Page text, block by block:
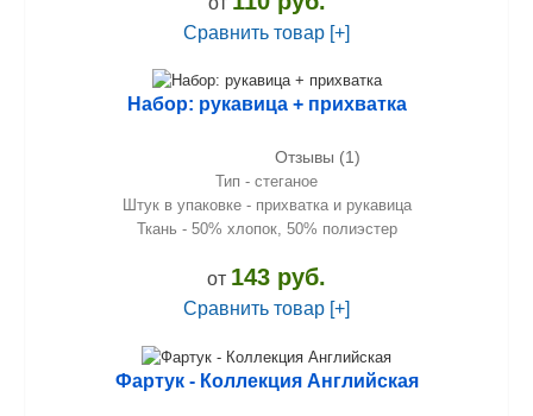
Сравнить товар [+]
Набор: рукавица + прихватка
Отзывы (1)
Тип - стеганое
Штук в упаковке - прихватка и рукавица
Ткань - 50% хлопок, 50% полиэстер
от 143 руб.
Сравнить товар [+]
Фартук - Коллекция Английская